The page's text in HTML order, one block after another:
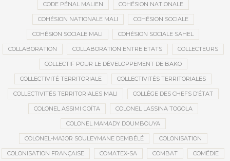
CODE PÉNAL MALIEN COHÉSION NATIONALE
COHÉSION NATIONALE MALI COHÉSION SOCIALE
COHÉSION SOCIALE MALI COHÉSION SOCIALE SAHEL
COLLABORATION COLLABORATION ENTRE ETATS COLLECTEURS
COLLECTIF POUR LE DÉVELOPPEMENT DE BAKO
COLLECTIVITÉ TERRITORIALE COLLECTIVITÉS TERRITORIALES
COLLECTIVITÉS TERRITORIALES MALI COLLÈGE DES CHEFS D’ÉTAT
COLONEL ASSIMI GOÏTA COLONEL LASSINA TOGOLA
COLONEL MAMADY DOUMBOUYA
COLONEL-MAJOR SOULEYMANE DEMBÉLÉ COLONISATION
COLONISATION FRANÇAISE COMATEX-SA COMBAT COMÉDIE